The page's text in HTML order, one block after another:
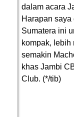
dalam acara
Harapan
Sumatera ini
kompak, lebih
semakin
khas Jambi
Club. (*/tib)